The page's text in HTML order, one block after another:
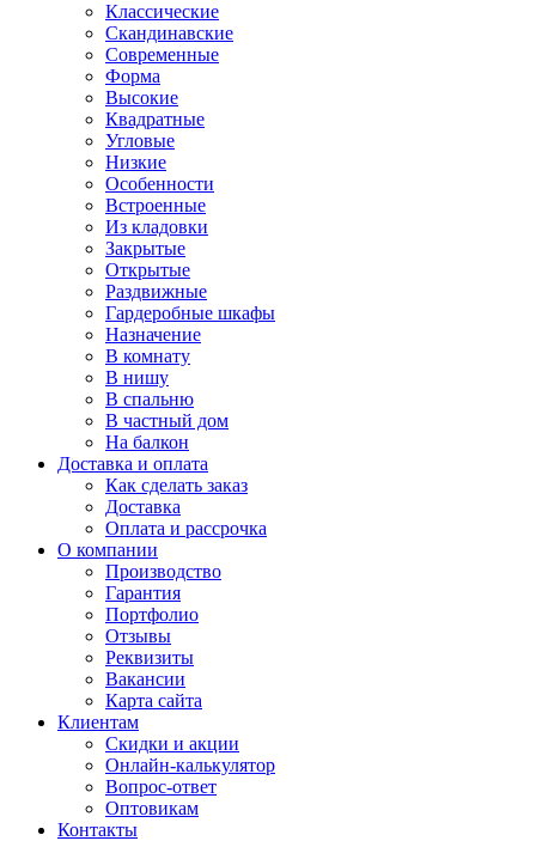
Классические
Скандинавские
Современные
Форма
Высокие
Квадратные
Угловые
Низкие
Особенности
Встроенные
Из кладовки
Закрытые
Открытые
Раздвижные
Гардеробные шкафы
Назначение
В комнату
В нишу
В спальню
В частный дом
На балкон
Доставка и оплата
Как сделать заказ
Доставка
Оплата и рассрочка
О компании
Производство
Гарантия
Портфолио
Отзывы
Реквизиты
Вакансии
Карта сайта
Клиентам
Скидки и акции
Онлайн-калькулятор
Вопрос-ответ
Оптовикам
Контакты